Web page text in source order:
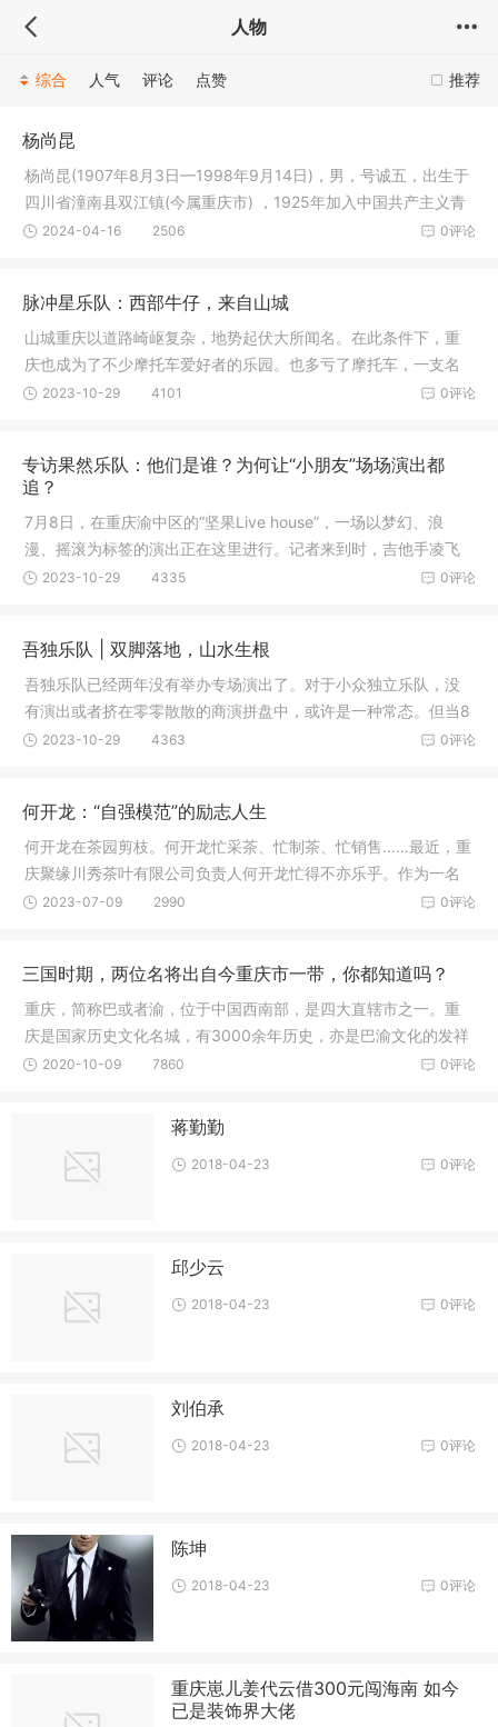
人物
推荐
综合 人气 评论 点赞
杨尚昆
杨尚昆(1907年8月3日—1998年9月14日)，男，号诚五，出生于
四川省潼南县双江镇(今属重庆市) ，1925年加入中国共产主义青
年团，19
0评论
2024-04-16 2506
脉冲星乐队：西部牛仔，来自山城
山城重庆以道路崎岖复杂，地势起伏大所闻名。在此条件下，重
庆也成为了不少摩托车爱好者的乐园。也多亏了摩托车，一支名
叫“脉冲
0评论
2023-10-29 4101
专访果然乐队：他们是谁？为何让“小朋友”场场演出都
追？
7月8日，在重庆渝中区的“坚果Live house”，一场以梦幻、浪
漫、摇滚为标签的演出正在这里进行。记者来到时，吉他手凌飞
和他的帮
0评论
2023-10-29 4335
吾独乐队 | 双脚落地，山水生根
吾独乐队已经两年没有举办专场演出了。对于小众独立乐队，没
有演出或者挤在零零散散的商演拼盘中，或许是一种常态。但当8
月19日
0评论
2023-10-29 4363
何开龙：“自强模范”的励志人生
何开龙在茶园剪枝。何开龙忙采茶、忙制茶、忙销售……最近，重
庆聚缘川秀茶叶有限公司负责人何开龙忙得不亦乐乎。作为一名
残疾人
0评论
2023-07-09 2990
三国时期，两位名将出自今重庆市一带，你都知道吗？
重庆，简称巴或者渝，位于中国西南部，是四大直辖市之一。重
庆是国家历史文化名城，有3000余年历史，亦是巴渝文化的发祥
地;因嘉
0评论
2020-10-09 7860
蒋勤勤
0评论
2018-04-23
邱少云
0评论
2018-04-23
刘伯承
0评论
2018-04-23
陈坤
0评论
2018-04-23
重庆崽儿姜代云借300元闯海南 如今
已是装饰界大佬